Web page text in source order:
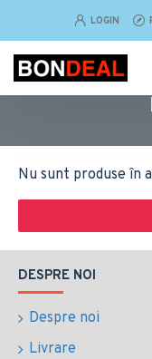
LOGIN
Nu sunt produse în
DESPRE NOI
Despre noi
Livrare